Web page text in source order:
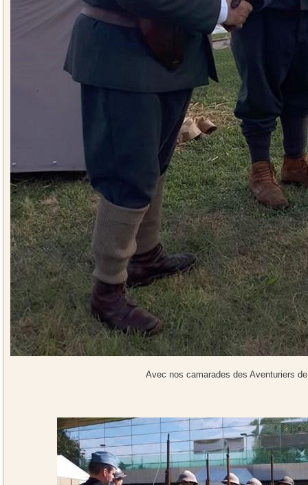
Avec nos camarades des Aventuriers